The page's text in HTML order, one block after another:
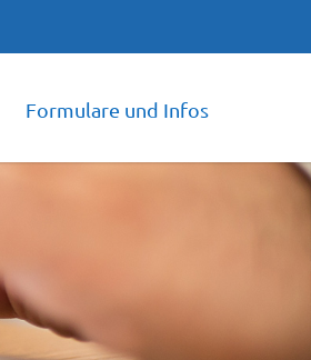
Formulare und Infos